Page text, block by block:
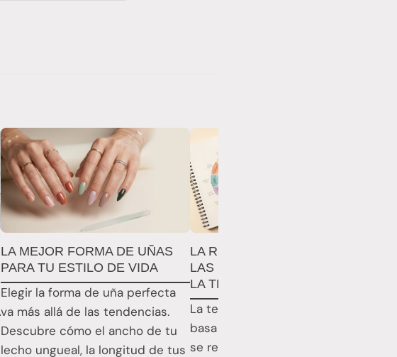
LA MEJOR FORMA DE UÑAS
PARA TU ESTILO DE VIDA
Elegir la forma de uña perfecta
va más allá de las tendencias.
Descubre cómo el ancho de tu
lecho ungueal, la longitud de tus
LA RUEDA DE COLORES PARA
LAS UÑAS: CÓMO FUNCIONA
LA TEORÍA DEL COLOR
La teoría del color para uñas se
basa en ciencia real: cómo la luz
se refleja, cómo las células cono